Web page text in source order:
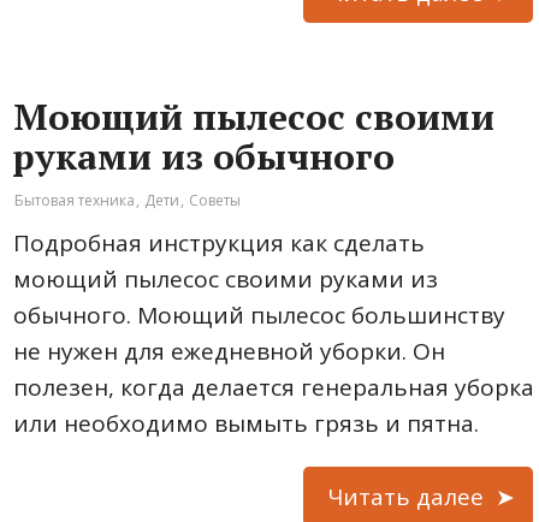
Моющий пылесос своими
руками из обычного
Бытовая техника, Дети, Советы
Подробная инструкция как сделать
моющий пылесос своими руками из
обычного. Моющий пылесос большинству
не нужен для ежедневной уборки. Он
полезен, когда делается генеральная уборка
или необходимо вымыть грязь и пятна.
Читать далее